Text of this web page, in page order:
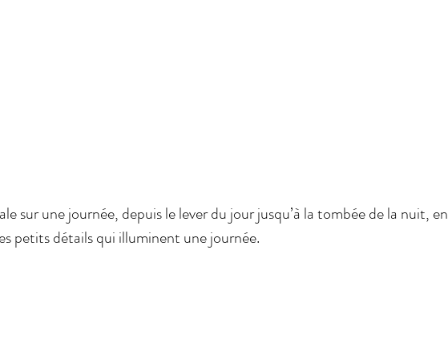
sur une journée, depuis le lever du jour jusqu’à la tombée de la nuit, en
petits détails qui illuminent une journée.